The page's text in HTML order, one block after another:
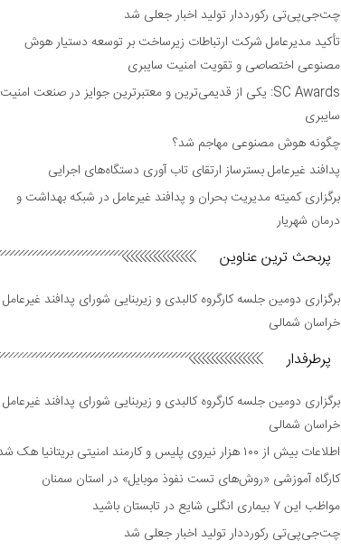
چت‌جی‌پی‌تی رکورددار تولید اخبار جعلی شد
تأکید مدیرعامل شرکت ارتباطات زیرساخت بر توسعه دستیار هوش
مصنوعی اختصاصی و تقویت امنیت سایبری
SC Awards: یکی از قدیمی‌ترین و معتبرترین جوایز در صنعت امنیت
سایبری
چگونه هوش مصنوعی مهاجم شد؟
پدافند غیرعامل بسترساز ارتقای تاب آوری دستگاه‌های اجرایی
برگزاری کمیته مدیریت بحران و پدافند غیرعامل در شبکه بهداشت و
درمان شهریار
پربحث ترین عناوین
برگزاری دومین جلسه کارگروه کالبدی و زیربنایی شورای پدافند غیرعامل
خراسان شمالی
پرطرفدار
برگزاری دومین جلسه کارگروه کالبدی و زیربنایی شورای پدافند غیرعامل
خراسان شمالی
اطلاعات بیش از ۱۰۰ هزار نیروی پلیس و کارمند امنیتی بریتانیا هک شد
کارگاه آموزشی «روش‌های تست نفوذ موبایل» در استان سمنان
مواظب این ۷ بیماری انگلی شایع در تابستان باشید
چت‌جی‌پی‌تی رکورددار تولید اخبار جعلی شد